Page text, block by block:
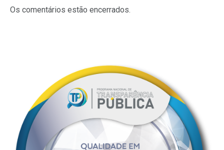
Os comentários estão encerrados.